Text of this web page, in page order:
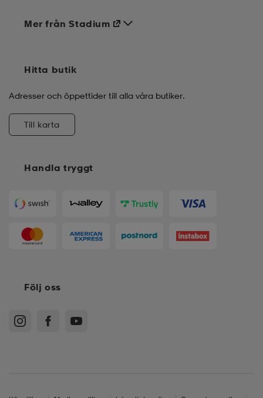
Handla tryggt
Mer från Stadium
Hitta butik
Adresser och öppettider till alla våra butiker.
Till karta
Följ oss